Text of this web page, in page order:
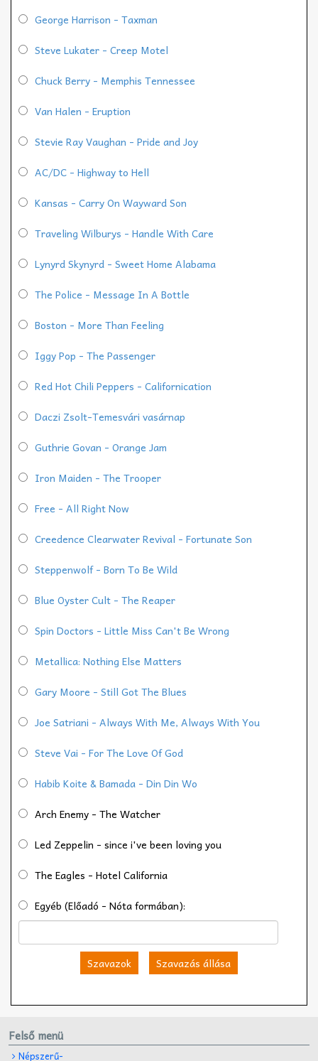
George Harrison - Taxman
Steve Lukater - Creep Motel
Chuck Berry - Memphis Tennessee
Van Halen - Eruption
Stevie Ray Vaughan - Pride and Joy
AC/DC - Highway to Hell
Kansas - Carry On Wayward Son
Traveling Wilburys - Handle With Care
Lynyrd Skynyrd - Sweet Home Alabama
The Police - Message In A Bottle
Boston - More Than Feeling
Iggy Pop - The Passenger
Red Hot Chili Peppers - Californication
Daczi Zsolt-Temesvári vasárnap
Guthrie Govan - Orange Jam
Iron Maiden - The Trooper
Free - All Right Now
Creedence Clearwater Revival - Fortunate Son
Steppenwolf - Born To Be Wild
Blue Oyster Cult - The Reaper
Spin Doctors - Little Miss Can't Be Wrong
Metallica: Nothing Else Matters
Gary Moore - Still Got The Blues
Joe Satriani - Always With Me, Always With You
Steve Vai - For The Love Of God
Habib Koite & Bamada - Din Din Wo
Arch Enemy - The Watcher
Led Zeppelin - since i've been loving you
The Eagles - Hotel California
Egyéb (Előadó - Nóta formában):
Szavazok Szavazás állása
Felső menü
Népszerű-